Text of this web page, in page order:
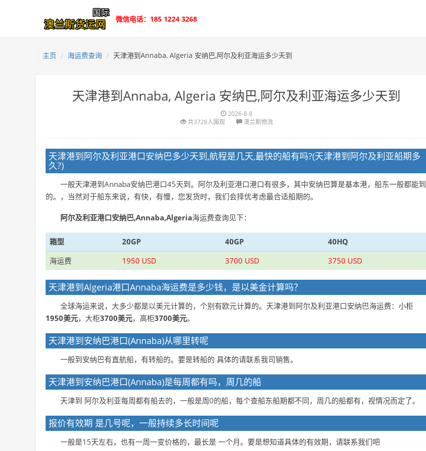
微信电话：185 1224 3268
主页 海运费查询 天津港到Annaba, Algeria 安纳巴,阿尔及利亚海运多少天到
天津港到Annaba, Algeria 安纳巴,阿尔及利亚海运多少天到
2026-8-8
共3728人围观
澳兰斯物流
天津港到阿尔及利亚港口安纳巴多少天到,航程是几天,最快的船有吗?(天津港到阿尔及利亚船期多
久?)
一般天津港到Annaba安纳巴港口45天到。阿尔及利亚港口港口有很多，其中安纳巴算是基本港，船东一般都能到
的。，当然对于船东来说，有快，有慢，您发货时，我们会择优考虑最合适船期的。
阿尔及利亚港口安纳巴,Annaba,Algeria海运费查询见下：
箱型 20GP 40GP
40HQ
海运费
1950 USD 3700 USD 3750 USD
天津港到Algeria港口Annaba海运费是多少钱，是以美金计算吗？
全球海运来说，大多少都是以美元计算的，个别有欧元计算的。天津港到阿尔及利亚港口安纳巴海运费：小柜
1950美元，大柜3700美元，高柜3700美元。
天津港到安纳巴港口(Annaba)从哪里转呢
一般到安纳巴有直航船，有转船的。要是转船的 具体的请联系我司销售。
天津港到安纳巴港口(Annaba)是每周都有吗，周几的船
天津到 阿尔及利亚每周都有船去的，一般是周0的船，每个查船东船期都不同，周几的船都有，视情况而定了。
报价有效期 是几号呢，一般持续多长时间呢
一般是15天左右，也有一周一变价格的，最长是 一个月。要是想知道具体的有效期，请联系我们吧